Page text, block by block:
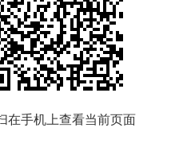
在手机上查看当前页面